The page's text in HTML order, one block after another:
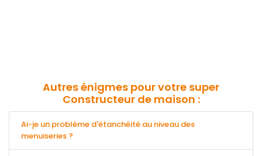
Autres énigmes pour votre super
Constructeur de maison :
Ai-je un problème d'étanchéité au niveau des
menuiseries ?